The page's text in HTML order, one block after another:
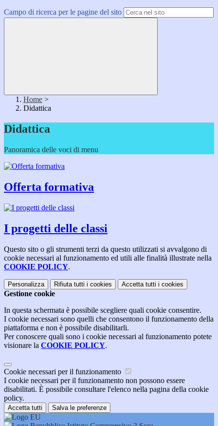
Campo di ricerca per le pagine del sito
Home >
Didattica
Didattica
Panoramica delle voci di menu
Offerta formativa
I progetti delle classi
Questo sito o gli strumenti terzi da questo utilizzati si avvalgono di
cookie necessari al funzionamento ed utili alle finalità illustrate nella
COOKIE POLICY.
Personalizza Rifiuta tutti i cookies Accetta tutti i cookies
Gestione cookie
In questa schermata è possibile scegliere quali cookie consentire.
I cookie necessari sono quelli che consentono il funzionamento della
piattaforma e non è possibile disabilitarli.
Per conoscere quali sono i cookie necessari al funzionamento potete
visionare la COOKIE POLICY.
Cookie necessari per il funzionamento
I cookie necessari per il funzionamento non possono essere
disabilitati. È possibile consultare l'elenco nella pagina della cookie
policy.
Accetta tutti Salva le preferenze